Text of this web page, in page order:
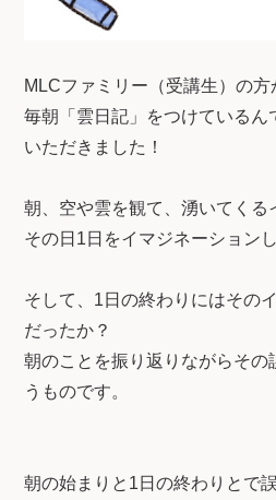
MLCファミリー（受講生）の方
毎朝「雲日記」をつけているん
いただきました！
朝、空や雲を観て、湧いてくる
その日1日をイマジネーション
そして、1日の終わりにはその
だったか？
朝のことを振り返りながらその
うものです。
朝の始まりと1日の終わりとで